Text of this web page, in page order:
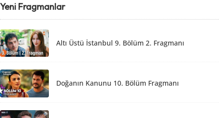
Yeni Fragmanlar
Altı Üstü İstanbul 9. Bölüm 2. Fragmanı
Doğanın Kanunu 10. Bölüm Fragmanı